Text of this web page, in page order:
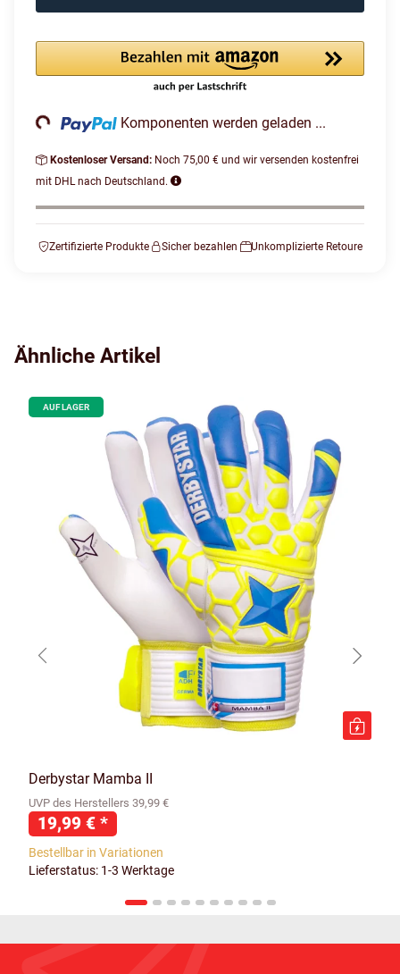
Loading... Komponenten werden geladen ...
Kostenloser Versand: Noch 75,00 € und wir versenden kostenfrei
mit DHL nach Deutschland.
Zertifizierte Produkte Sicher bezahlen Unkomplizierte Retoure
Ähnliche Artikel
AUF LAGER
Derbystar Mamba II
UVP des Herstellers 39,99 €
19,99 € *
Bestellbar in Variationen
Lieferstatus: 1-3 Werktage